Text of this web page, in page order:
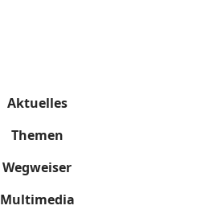
Aktuelles
Themen
Wegweiser
Multimedia